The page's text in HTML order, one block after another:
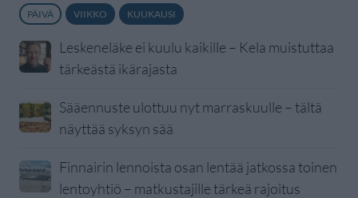
PÄIVÄ VIIKKO KUUKAUSI
Leskeneläke ei kuulu kaikille – Kela muistuttaa
tärkeästä ikärajasta
Sääennuste ulottuu nyt marraskuulle – tältä
näyttää syksyn sää
Finnairin lennoista osan lentää jatkossa toinen
lentoyhtiö – matkustajille tärkeä rajoitus